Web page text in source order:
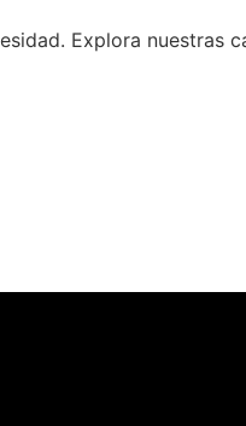
Explora nuestras